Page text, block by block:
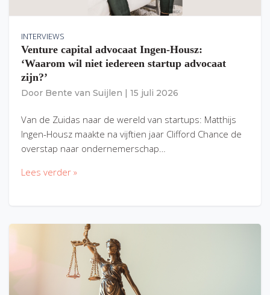
INTERVIEWS
Venture capital advocaat Ingen-Housz:
‘Waarom wil niet iedereen startup advocaat
zijn?’
Door Bente van Suijlen 15 juli 2026
Van de Zuidas naar de wereld van startups: Matthijs
Ingen-Housz maakte na vijftien jaar Clifford Chance de
overstap naar ondernemerschap…
Lees verder »